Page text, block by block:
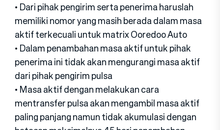
• Dari pihak pengirim serta penerima haruslah
memiliki nomor yang masih berada dalam masa
aktif terkecuali untuk matrix Ooredoo Auto
• Dalam penambahan masa aktif untuk pihak
penerima ini tidak akan mengurangi masa aktif
dari pihak pengirim pulsa
• Masa aktif dengan melakukan cara
mentransfer pulsa akan mengambil masa aktif
paling panjang namun tidak akumulasi dengan